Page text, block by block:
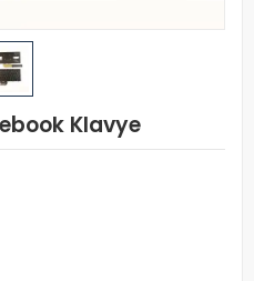
Klavye